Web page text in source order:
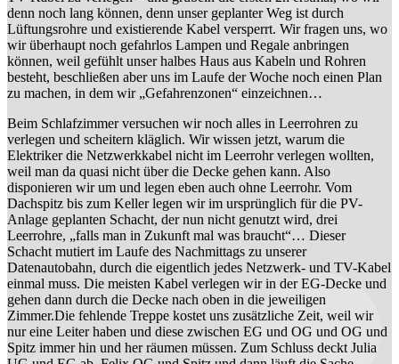
denn noch lang können, denn unser geplanter Weg ist durch
Lüftungsrohre und existierende Kabel versperrt. Wir fragen uns, wo
wir überhaupt noch gefahrlos Lampen und Regale anbringen
können, weil gefühlt unser halbes Haus aus Kabeln und Rohren
besteht, beschließen aber uns im Laufe der Woche noch einen Plan
zu machen, in dem wir „Gefahrenzonen“ einzeichnen…
Beim Schlafzimmer versuchen wir noch alles in Leerrohren zu
verlegen und scheitern kläglich. Wir wissen jetzt, warum die
Elektriker die Netzwerkkabel nicht im Leerrohr verlegen wollten,
weil man da quasi nicht über die Decke gehen kann. Also
disponieren wir um und legen eben auch ohne Leerrohr. Vom
Dachspitz bis zum Keller legen wir im ursprünglich für die PV-
Anlage geplanten Schacht, der nun nicht genutzt wird, drei
Leerrohre, „falls man in Zukunft mal was braucht“… Dieser
Schacht mutiert im Laufe des Nachmittags zu unserer
Datenautobahn, durch die eigentlich jedes Netzwerk- und TV-Kabel
einmal muss. Die meisten Kabel verlegen wir in der EG-Decke und
gehen dann durch die Decke nach oben in die jeweiligen
Zimmer.Die fehlende Treppe kostet uns zusätzliche Zeit, weil wir
nur eine Leiter haben und diese zwischen EG und OG und OG und
Spitz immer hin und her räumen müssen. Zum Schluss deckt Julia